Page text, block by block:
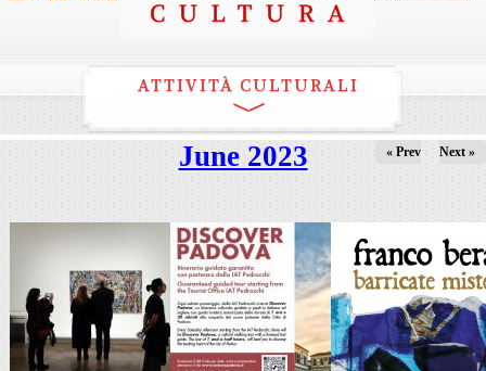
ATTIVITÀ CULTURALI
June 2023 « Prev Next »